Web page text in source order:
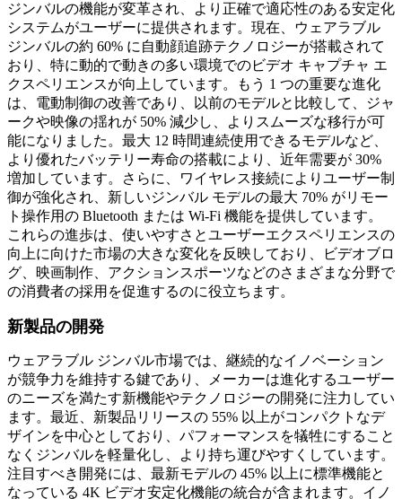
ジンバルの機能が変革され、より正確で適応性のある安定化
システムがユーザーに提供されます。現在、ウェアラブル
ジンバルの約 60% に自動顔追跡テクノロジーが搭載されて
おり、特に動的で動きの多い環境でのビデオ キャプチャ エ
クスペリエンスが向上しています。もう 1 つの重要な進化
は、電動制御の改善であり、以前のモデルと比較して、ジャ
ークや映像の揺れが 50% 減少し、よりスムーズな移行が可
能になりました。最大 12 時間連続使用できるモデルなど、
より優れたバッテリー寿命の搭載により、近年需要が 30%
増加しています。さらに、ワイヤレス接続によりユーザー制
御が強化され、新しいジンバル モデルの最大 70% がリモー
ト操作用の Bluetooth または Wi-Fi 機能を提供しています。
これらの進歩は、使いやすさとユーザーエクスペリエンスの
向上に向けた市場の大きな変化を反映しており、ビデオブロ
グ、映画制作、アクションスポーツなどのさまざまな分野で
の消費者の採用を促進するのに役立ちます。
新製品の開発
ウェアラブル ジンバル市場では、継続的なイノベーション
が競争力を維持する鍵であり、メーカーは進化するユーザー
のニーズを満たす新機能やテクノロジーの開発に注力してい
ます。最近、新製品リリースの 55% 以上がコンパクトなデ
ザインを中心としており、パフォーマンスを犠牲にすること
なくジンバルを軽量化し、より持ち運びやすくしています。
注目すべき開発には、最新モデルの 45% 以上に標準機能と
なっている 4K ビデオ安定化機能の統合が含まれます。イノ